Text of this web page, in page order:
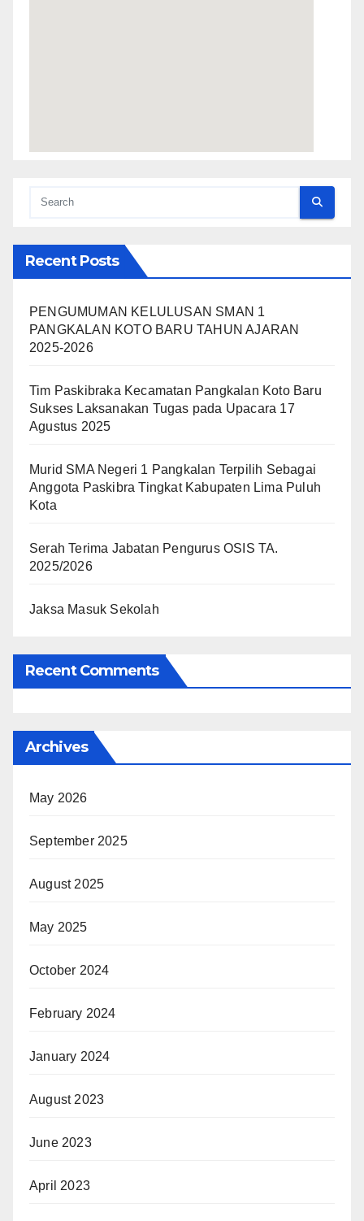
Recent Posts
PENGUMUMAN KELULUSAN SMAN 1
PANGKALAN KOTO BARU TAHUN AJARAN
2025-2026
Tim Paskibraka Kecamatan Pangkalan Koto Baru
Sukses Laksanakan Tugas pada Upacara 17
Agustus 2025
Murid SMA Negeri 1 Pangkalan Terpilih Sebagai
Anggota Paskibra Tingkat Kabupaten Lima Puluh
Kota
Serah Terima Jabatan Pengurus OSIS TA.
2025/2026
Jaksa Masuk Sekolah
Recent Comments
Archives
May 2026
September 2025
August 2025
May 2025
October 2024
February 2024
January 2024
August 2023
June 2023
April 2023